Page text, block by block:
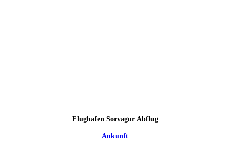
Flughafen Sorvagur Abflug
Ankunft